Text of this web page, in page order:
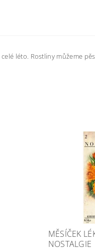
léto. Rostliny můžeme
MĚSÍČEK
NOSTALGIE